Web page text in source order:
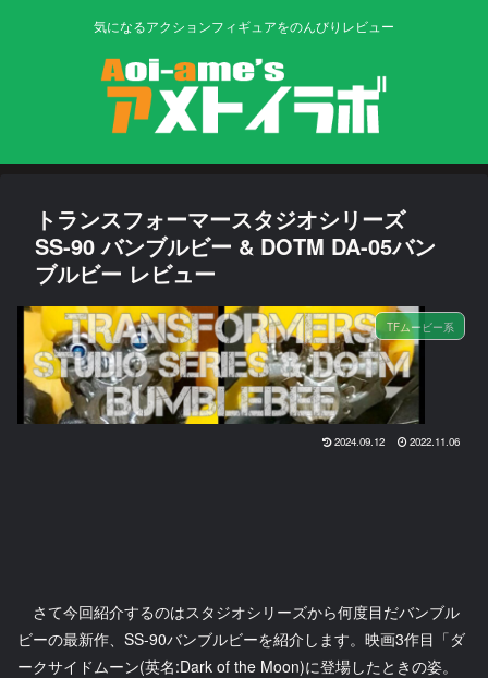
気になるアクションフィギュアをのんびりレビュー
トランスフォーマースタジオシリーズ
SS-90 バンブルビー & DOTM DA-05バン
ブルビー レビュー
TFムービー系
2024.09.12 2022.11.06
さて今回紹介するのはスタジオシリーズから何度目だバンブル
ビーの最新作、SS-90バンブルビーを紹介します。映画3作目「ダ
ークサイドムーン(英名:Dark of the Moon)に登場したときの姿。